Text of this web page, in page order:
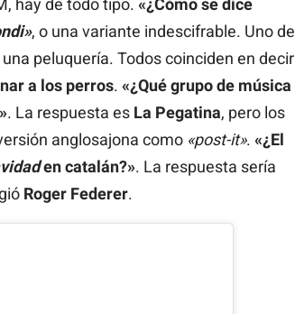
, o una variante indescifrable. Uno de
peluquería. Todos coinciden en decir
a los perros. «¿Qué grupo de música
. La respuesta es La Pegatina, pero los
anglosajona como «post-it». «¿El
en catalán?». La respuesta sería
Roger Federer.